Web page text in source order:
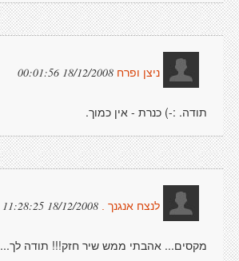
ניצן ופרח 18/12/2008 00:01:56
תודה. :-) כנרת - אין כמוך.
לנצח אנגנך . 18/12/2008 11:28:25
מקסים... אהבתי ממש שיר חזק!!! תודה לך...